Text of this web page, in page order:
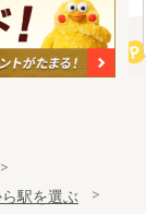
駅を選ぶ